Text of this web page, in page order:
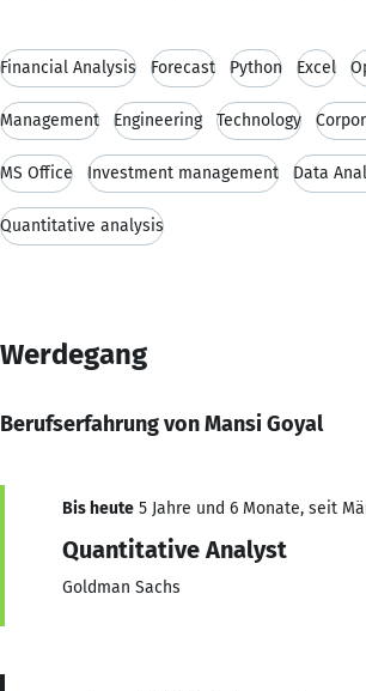
Financial Analysis Forecast Python Excel
Management Engineering Technology
MS Office Investment management Data
Quantitative analysis
Werdegang
Berufserfahrung von Mansi Goyal
Bis heute 5 Jahre und 6 Monate, seit
Quantitative Analyst
Goldman Sachs